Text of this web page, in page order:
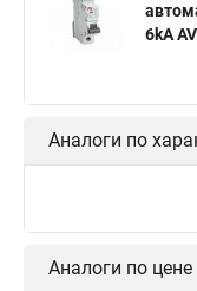
6kA
Аналоги по
Аналоги по цене